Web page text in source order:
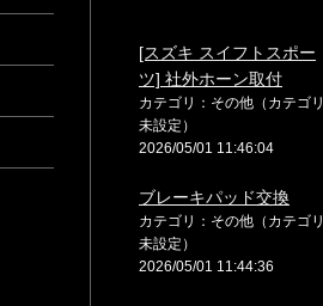
[スズキ スイフトスポー
ツ] 社外ホーン取付
カテゴリ：その他（カテゴリ
未設定）
2026/05/01 11:46:04
ブレーキパッド交換
カテゴリ：その他（カテゴリ
未設定）
2026/05/01 11:44:36